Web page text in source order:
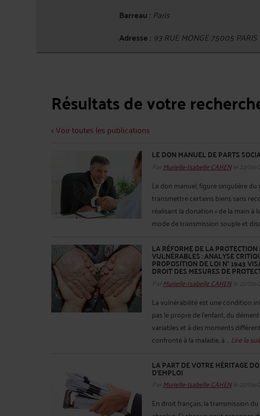
Barreau : Paris
Adresse : 93 RUE MONGE 75005 PARIS
Résultats de votre
< Voir toutes les publications
LE DON MANUEL DE PARTS
Par Murielle-Isabelle CAHENle 22/06/
Le don manuel, figure singulière
transmettre certains biens sans
réalisant la donation « de la main à
mode de transmission souple et
LA RÉFORME DE LA
VULNÉRABLES : ANALYSE
PROPOSITION DE LOI N° 1943
DROIT DES MESURES DE
Par Murielle-Isabelle CAHENle 22/06/
La vulnérabilité est une condition
pas le propre de l’enfant, du
variables et à des moments
confronté à la maladie, à ...Lire la
LA PART DE VOTRE HÉRITAGE
D’EMPLOI
Par Murielle-Isabelle CAHENle 22/06/
En droit français, la transmission